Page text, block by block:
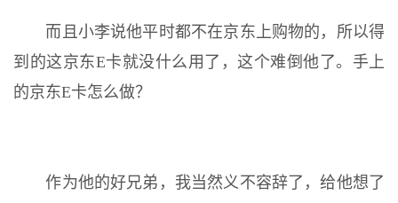
而且小李说他平时都不在京东上购物的，所以得
到的这京东E卡就没什么用了，这个难倒他了。手上
的京东E卡怎么做？
作为他的好兄弟，我当然义不容辞了，给他想了